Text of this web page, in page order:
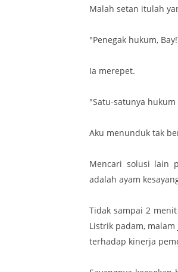
Malah setan itulah
"Penegak hukum,
Ia merepet.
"Satu-satunya
Aku menunduk tak
Mencari solusi lain
adalah ayam
Tidak sampai 2
Listrik padam,
terhadap kinerja